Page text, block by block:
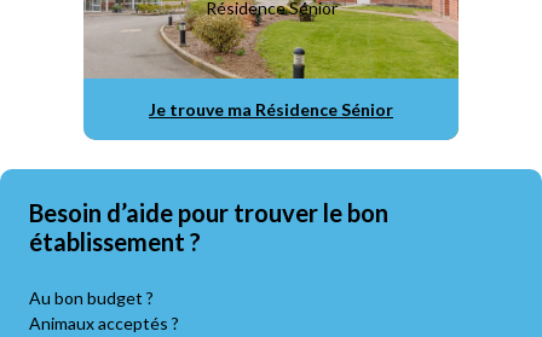
Résidence Sénior
Je trouve ma Résidence Sénior
Besoin d’aide pour trouver le bon
établissement ?
Au bon budget ?
Animaux acceptés ?